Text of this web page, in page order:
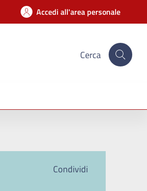
Accedi all'area personale
Cerca
Condividi